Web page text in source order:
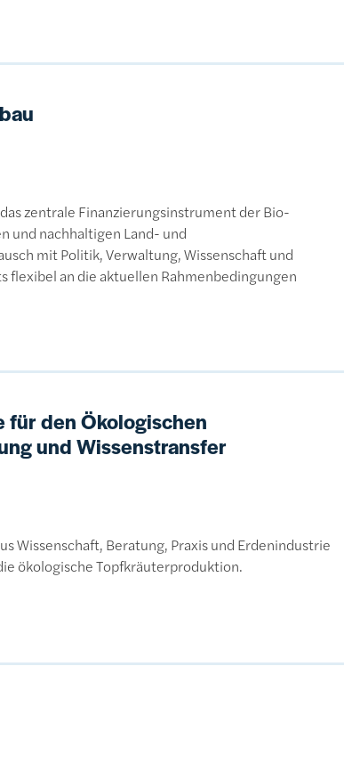
zentrale Finanzierungsinstrument der Bio-
und nachhaltigen Land- und
mit Politik, Verwaltung, Wissenschaft und
flexibel an die aktuellen Rahmenbedingungen
den Ökologischen
und Wissenstransfer
Wissenschaft, Beratung, Praxis und Erdenindustrie
ökologische Topfkräuterproduktion.